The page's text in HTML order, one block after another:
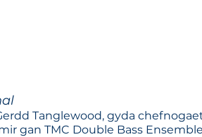
Tanglewood, gyda
gan TMC Double Bass